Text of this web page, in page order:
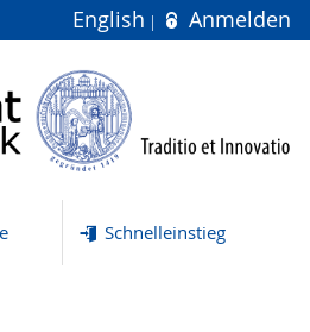
English Anmelden
Schnelleinstieg